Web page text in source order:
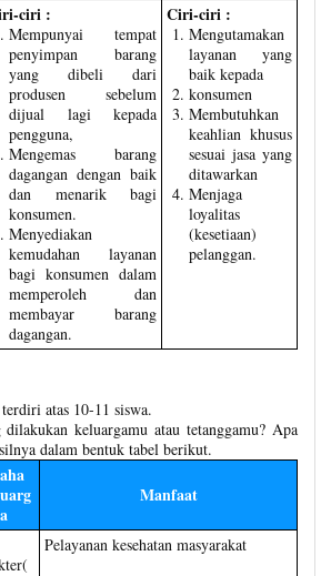
ciri :
Mempunyai tempat
penyimpan barang
yang dibeli dari
produsen sebelum
dijual lagi kepada
pengguna,
Mengemas barang
dagangan dengan baik
dan menarik bagi
konsumen.
Menyediakan
kemudahan layanan
bagi konsumen dalam
memperoleh dan
membayar barang
dagangan.
Ciri-ciri :
Mengutamakan
layanan yang
baik kepada
konsumen
Membutuhkan
keahlian khusus
sesuai jasa yang
ditawarkan
Menjaga
loyalitas
(kesetiaan)
pelanggan.
atas 10-11 siswa.
dilakukan keluargamu atau tetanggamu? Apa
dalam bentuk tabel berikut.
a
Manfaat
Pelayanan kesehatan masyarakat